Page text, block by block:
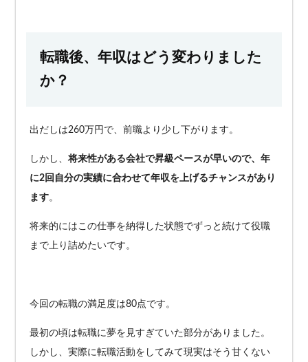
転職後、年収はどう変わりました
か？
出だしは260万円で、前職より少し下がります。
しかし、将来性がある会社で昇級ペースが早いので、年
に2回自分の実績に合わせて年収を上げるチャンスがあり
ます。
将来的にはこの仕事を納得した状態でずっと続けて役職
まで上り詰めたいです。
今回の転職の満足度は80点です。
最初の頃は転職に夢を見すぎていた部分がありました。
しかし、実際に転職活動をしてみて現実はそう甘くない